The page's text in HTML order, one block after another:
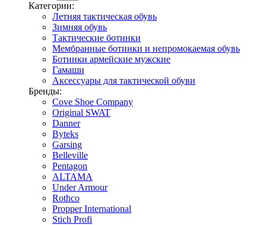
Категории:
Летняя тактическая обувь
Зимняя обувь
Тактические ботинки
Мембранные ботинки и непромокаемая обувь
Ботинки армейские мужские
Гамаши
Аксессуары для тактической обуви
Бренды:
Cove Shoe Company
Original SWAT
Danner
Byteks
Garsing
Belleville
Pentagon
ALTAMA
Under Armour
Rothco
Propper International
Stich Profi